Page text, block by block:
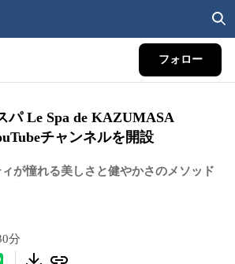
フォロー
パ Le Spa de KAZUMASA
チャンネルを開設
が憧れる美しさと健やかさのメソッド
分